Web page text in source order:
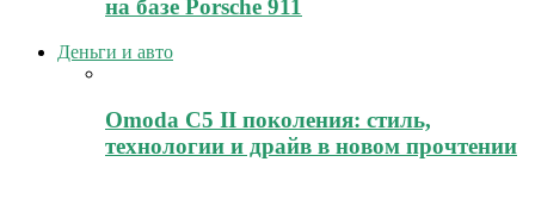
на базе Porsche 911
Деньги и авто
Omoda C5 II поколения: стиль,
технологии и драйв в новом прочтении